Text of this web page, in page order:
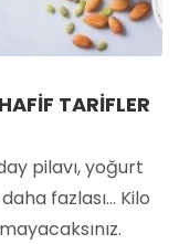
TARIFLER
pilavı, yoğurt
fazlası… Kilo